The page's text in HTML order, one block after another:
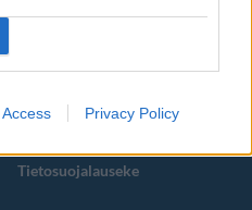
Privacy Policy
Tietosuojalauseke